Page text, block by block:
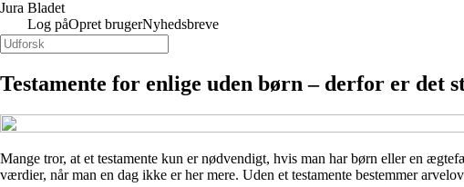
Jura Bladet
Log påOpret brugerNyhedsbreve
Testamente for enlige uden børn – derfor er det
Mange tror, at et testamente kun er nødvendigt, hvis man har børn eller en
værdier, når man en dag ikke er her mere. Uden et testamente bestemmer